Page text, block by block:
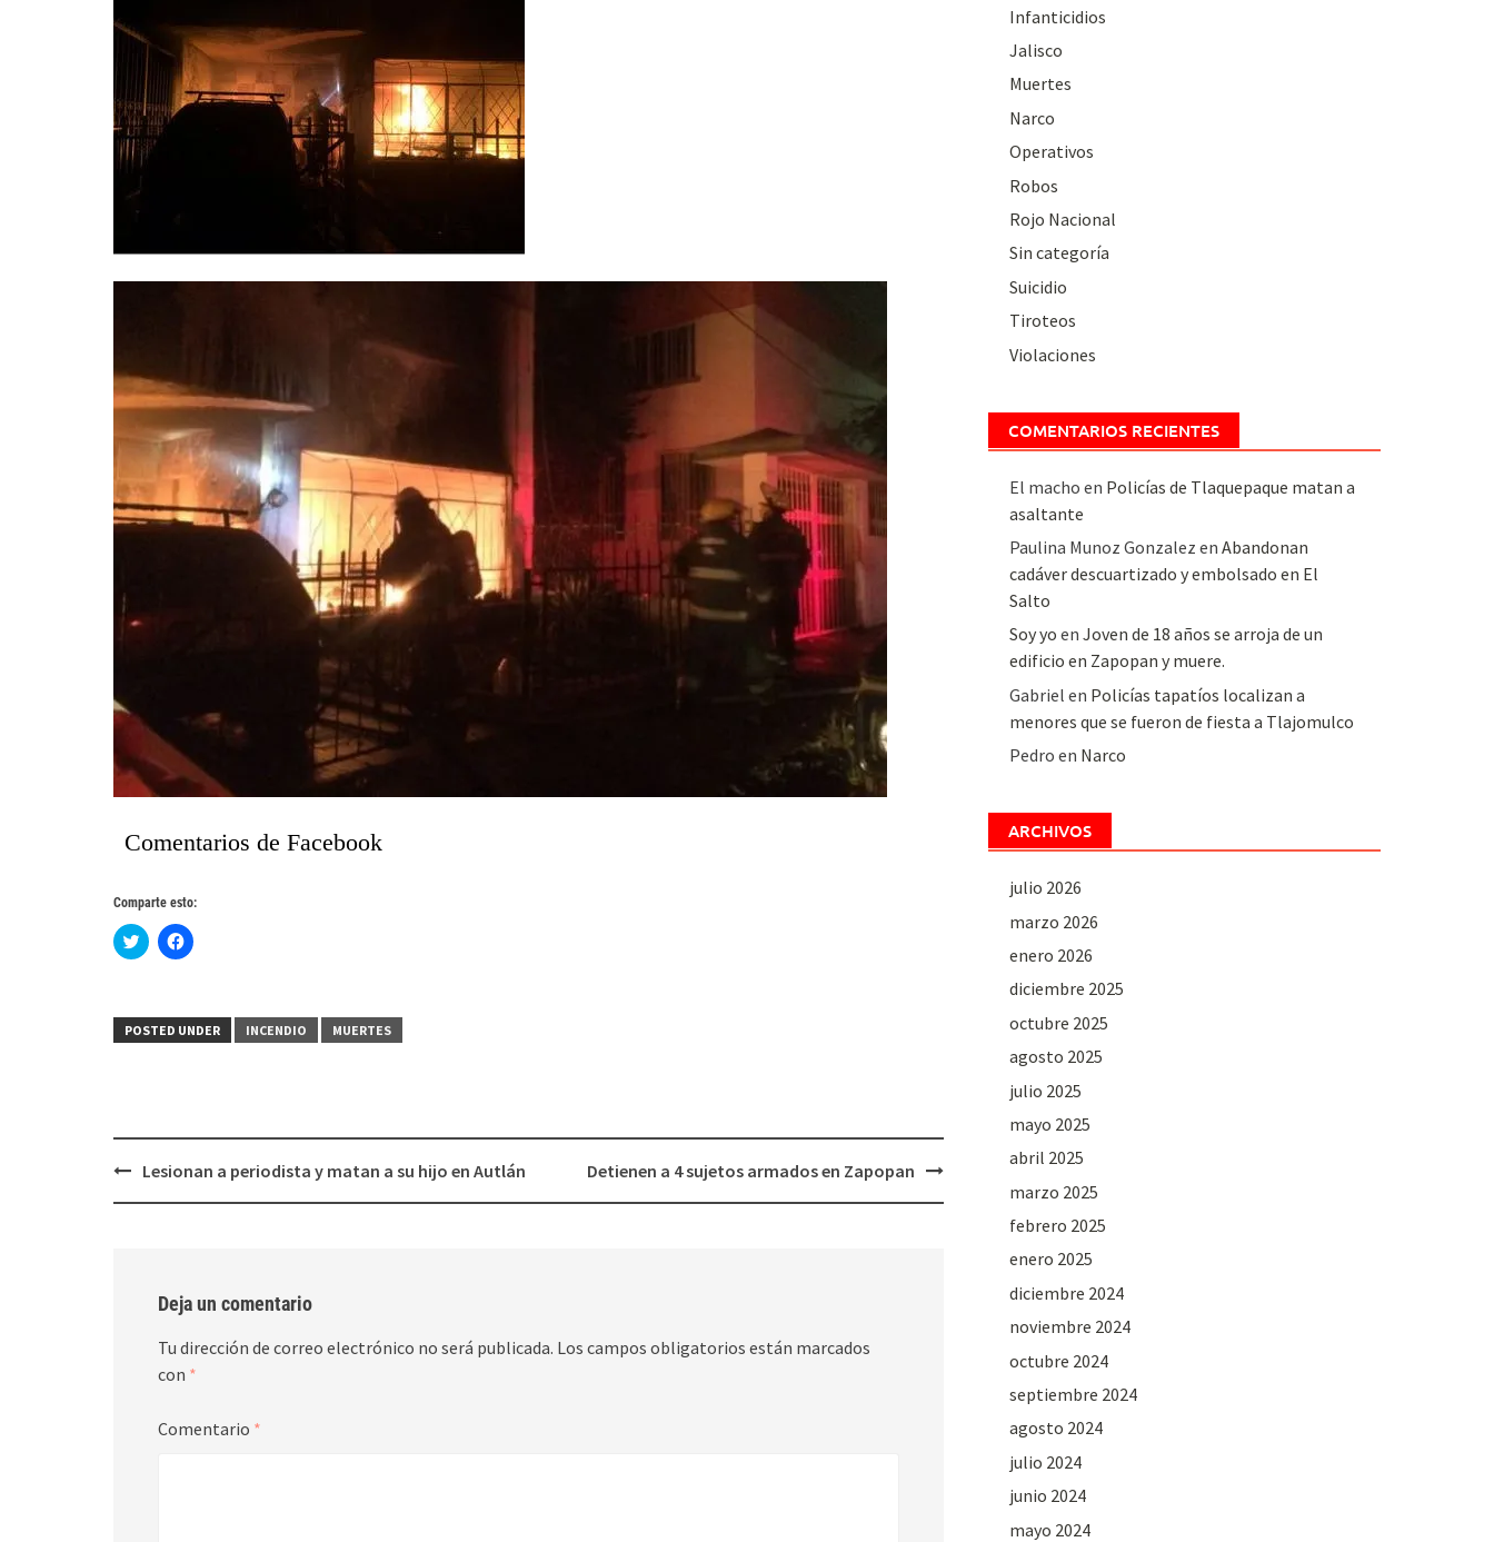
Comentarios de Facebook
Comparte esto:
Haz
clic
(Se
abre
Haz
clic
(Se
abre
POSTED UNDER INCENDIO MUERTES
PostLesionan a periodista y matan a su hijo en Autlán Detienen a 4 sujetos armados en Zapopan
Deja un comentario
Tu dirección de correo electrónico no será publicada. Los campos obligatorios están marcados
con *
Comentario *
Infanticidios
Jalisco
Muertes
Narco
Operativos
Robos
Rojo Nacional
Sin categoría
Suicidio
Tiroteos
Violaciones
COMENTARIOS RECIENTES
El macho en Policías de Tlaquepaque matan a
asaltante
Paulina Munoz Gonzalez en Abandonan
cadáver descuartizado y embolsado en El
Salto
Soy yo en Joven de 18 años se arroja de un
edificio en Zapopan y muere.
Gabriel en Policías tapatíos localizan a
menores que se fueron de fiesta a Tlajomulco
Pedro en Narco
ARCHIVOS
julio 2026
marzo 2026
enero 2026
diciembre 2025
octubre 2025
agosto 2025
julio 2025
mayo 2025
abril 2025
marzo 2025
febrero 2025
enero 2025
diciembre 2024
noviembre 2024
octubre 2024
septiembre 2024
agosto 2024
julio 2024
junio 2024
mayo 2024